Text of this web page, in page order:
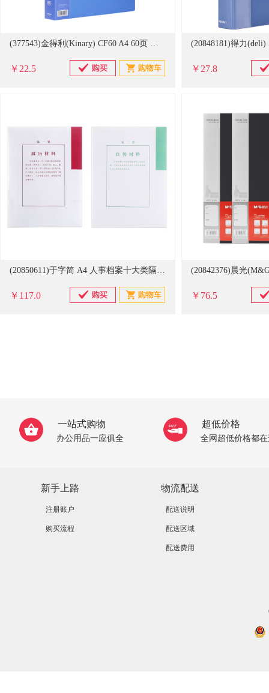
(377543)金得利(Kinary) CF60 A4 60页 资料册 蓝色(单位：个)
￥22.5 ￥27.8
(20850611)于字简 A4 人事档案十大类隔页纸 100张/本 10本 分类纸(单位：包)
￥117.0 ￥76.5
一站式购物
办公用品一应俱全
超低价格
全网超低价格都
新手上路
注册账户
购买流程
物流配送
配送说明
配送区域
配送费用